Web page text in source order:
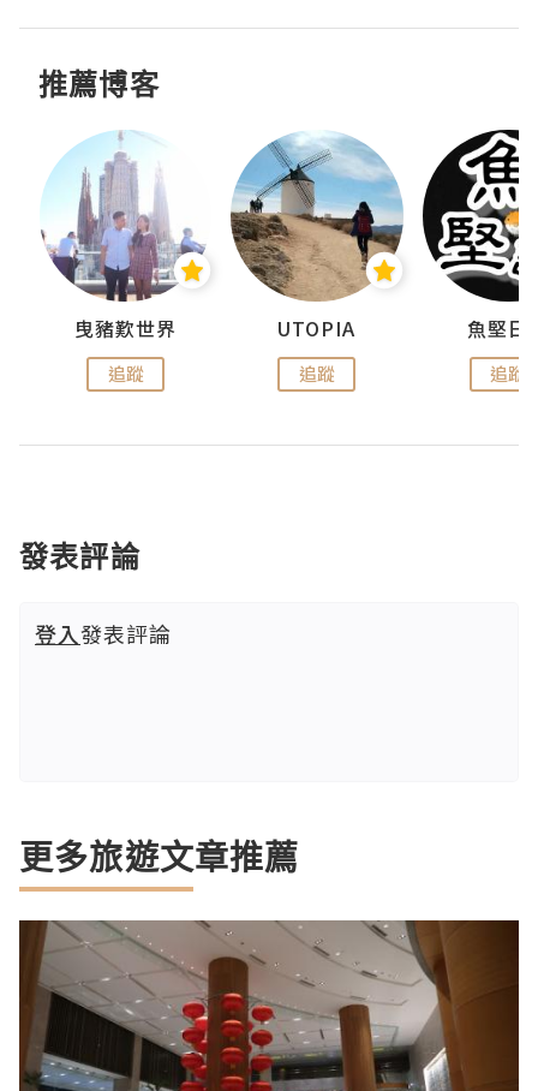
推薦博客
曳豬歎世界
追蹤
UTOPIA
追蹤
魚堅日
追蹤
發表評論
登入發表評論
更多旅遊文章推薦